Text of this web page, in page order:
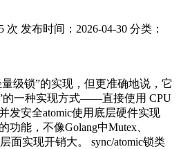
次 发布时间：2026-04-30 分类：
级锁”的实现，但更准确地说，它
的一种实现方式——直接使用 CPU
发安全atomic使用底层硬件实现
能，不像Golang中Mutex、
面实现开销大。 sync/atomic锁类